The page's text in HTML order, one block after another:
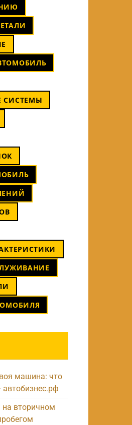
СИСТЕМЫ
машина: что
на вторичном